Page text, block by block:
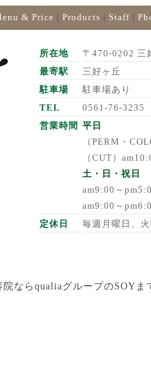
& Price | Products | Staff |
所在地
〒470-0202 三
最寄駅
三好ヶ丘
駐車場
駐車場あり
TEL
0561-76-3235
営業時間 平日
（PERM・
（CUT）
土・日・祝日
am9:00～
am9:00～
定休日
毎週月曜日、
院ならqualiaグループのSOY